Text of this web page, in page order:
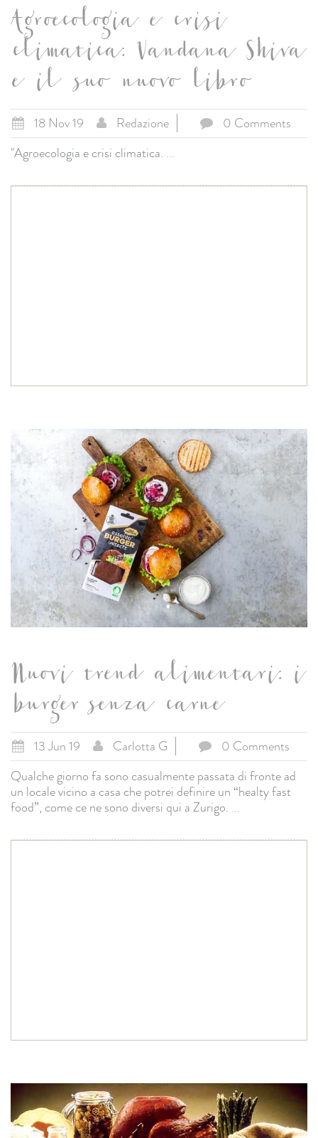
Agroecologia e crisi
climatica: Vandana Shiva
e il suo nuovo libro
18 Nov 19 Redazione
0 Comments
"Agroecologia e crisi climatica. ...
Nuovi trend alimentari: i
burger senza carne
13 Jun 19 Carlotta G
0 Comments
Qualche giorno fa sono casualmente passata di fronte ad
un locale vicino a casa che potrei definire un “healty fast
food”, come ce ne sono diversi qui a Zurigo. ...